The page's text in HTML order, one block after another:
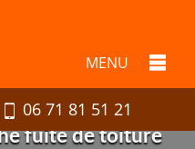
MENU
06 71 81 51 21
fuite de toiture